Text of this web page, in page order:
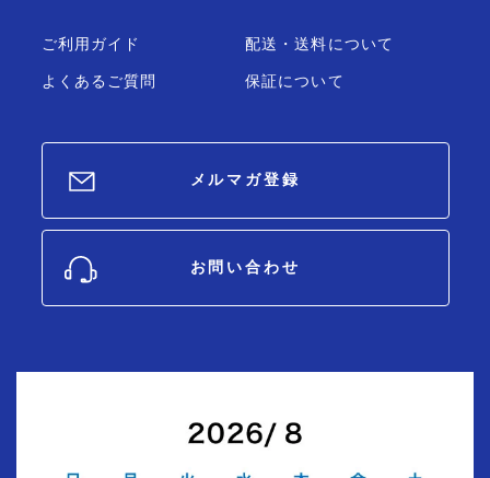
ご利用ガイド
よくあるご質問
配送・送料について
保証について
メルマガ登録
お問い合わせ